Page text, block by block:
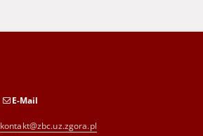
E-Mail
kontakt@zbc.uz.zgora.pl